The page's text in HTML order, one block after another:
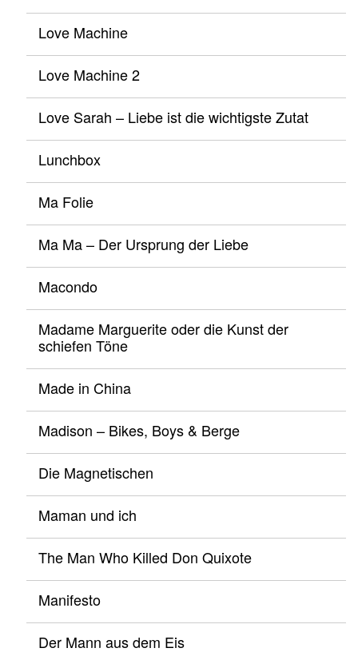
Love Machine
Love Machine 2
Love Sarah – Liebe ist die wichtigste Zutat
Lunchbox
Ma Folie
Ma Ma – Der Ursprung der Liebe
Macondo
Madame Marguerite oder die Kunst der
schiefen Töne
Made in China
Madison – Bikes, Boys & Berge
Die Magnetischen
Maman und ich
The Man Who Killed Don Quixote
Manifesto
Der Mann aus dem Eis